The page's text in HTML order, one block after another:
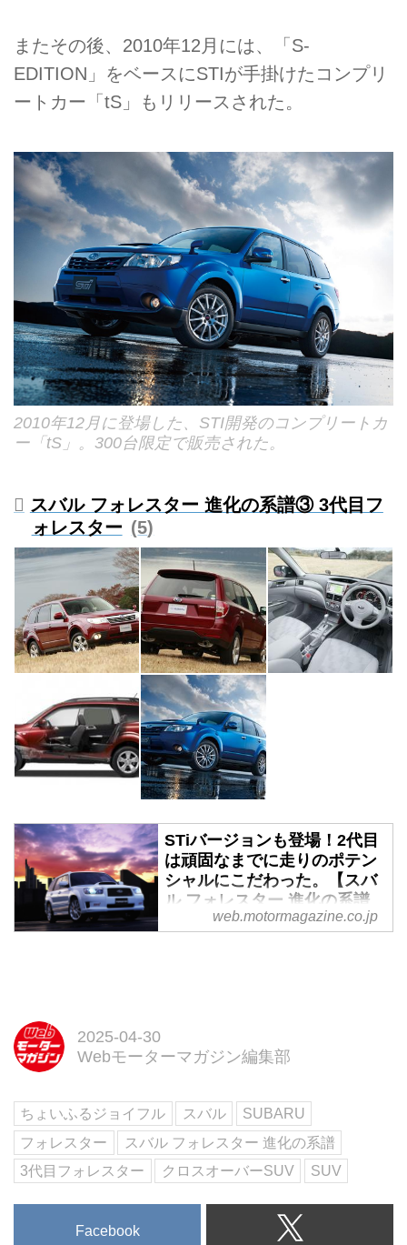
またその後、2010年12月には、「S-
EDITION」をベースにSTIが手掛けたコンプリ
ートカー「tS」もリリースされた。
2010年12月に登場した、STI開発のコンプリートカ
ー「tS」。300台限定で販売された。
スバル フォレスター 進化の系譜③ 3代目フ
ォレスター
5
STiバージョンも登場！2代目
は頑固なまでに走りのポテン
シャルにこだわった。【スバ
ル フォレスター 進化の系譜
②】 - Webモーターマガジン
とした2代目の魅力を紹介しよ
web.motormagazine.co.jp
2025-04-30
Webモーターマガジン編集部
ちょいふるジョイフル スバル
SUBARU
フォレスター
スバル フォレスター 進化の系譜
3代目フォレスター
クロスオーバーSUV SUV
Facebook